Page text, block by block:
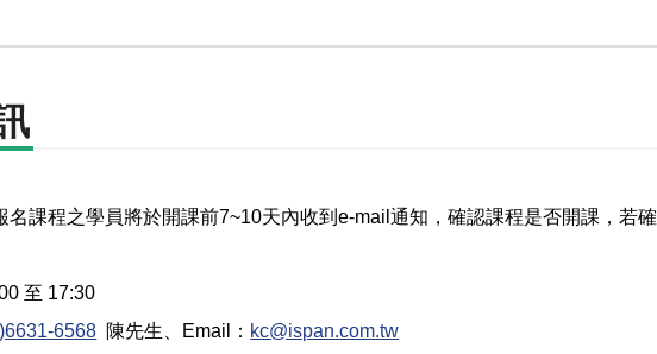
名課程之學員將於開課前7~10天內收到e-mail通知，確認課程是否開課，若確
至 17:30
6568 陳先生 、Email： kc@ispan.com.tw